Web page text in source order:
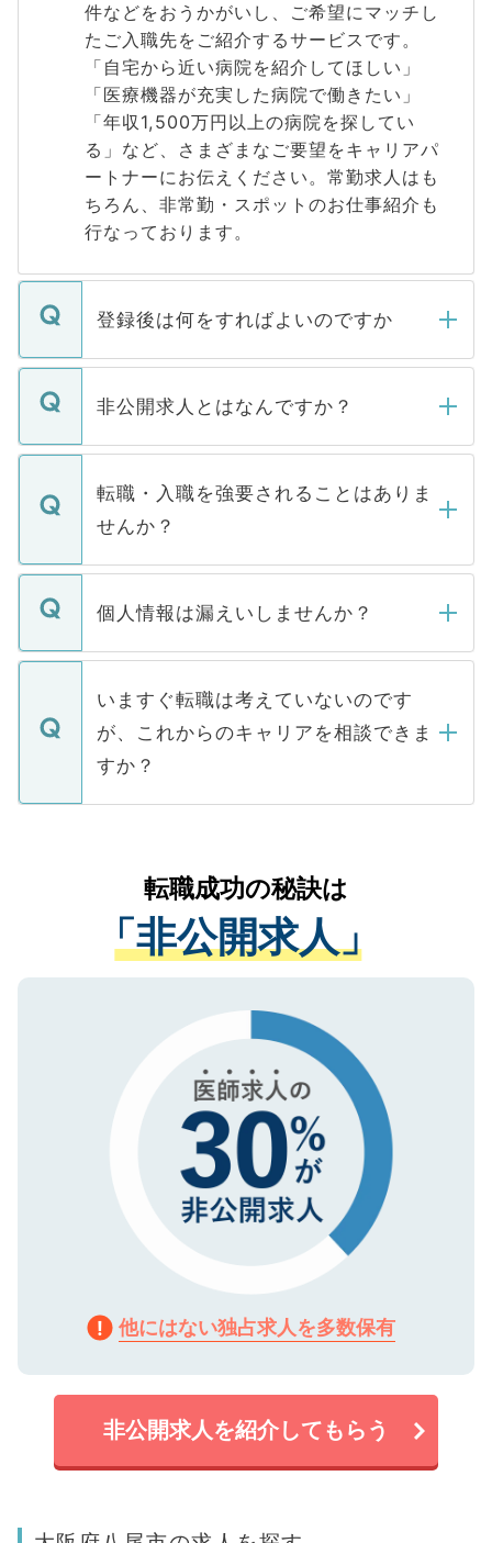
件などをおうかがいし、ご希望にマッチし
たご入職先をご紹介するサービスです。
「自宅から近い病院を紹介してほしい」
「医療機器が充実した病院で働きたい」
「年収1,500万円以上の病院を探してい
る」など、さまざまなご要望をキャリアパ
ートナーにお伝えください。常勤求人はも
ちろん、非常勤・スポットのお仕事紹介も
行なっております。
登録後は何をすればよいのですか
ご登録いただきましたら、弊社担当者がご
登録内容を確認し、その後メールもしくは
ます。通常、5営業日以内にはご連絡をせて
いただきますので、しばらくお待ちくださ
非公開求人とはなんですか？
マイナビDOCTORで取り扱っている求人の
うち約3割は、Webサイトからご覧いただ
けない「非公開求人」です。非公開求人は
下記の理由によって、一般には公開してい
ません。
■応募殺到を避けるため 人気のある医療機
関を公にしてしまうと、応募が殺到する場
に、医療機関が求める条件に合った人材の
みを人材紹介会社に依頼するケースが増え
ています。
転職・入職を強要されることはありま
せんか？
転職・入職を強要することは一切ありませ
ん。また、仮に応募先から内定をいただい
定を承諾する必要はありません。内定先へ
の辞退の連絡はキャリアパートナーが行い
個人情報は漏えいしませんか？
個人情報が漏えいすることはありませんの
で、ご安心ください。当サイトからの登録
などで収集したご登録者様の個人情報は、
ご本人のキャリアアップおよび転職活動の
支援を目的に使用いたします。お預かりし
ているすべての個人データはご本人の許可
は、個人情報の取り扱いについての厳密な
管理基準を満たした事業者のみに付与され
る、プライバシーマークを取得済みです。
で、機密保持に関してもご安心ください。
いますぐ転職は考えていないのです
が、これからのキャリアを相談できま
すか？
かがいして、現在の医療機関の状況や紹介
経験をまじえながら、適切なアドバイスを
させていただきます。すぐにご転職をされ
ない方には、長期的なサポートが可能です
ので、まずはご登録ください。
転職成功の秘訣は
「非公開求人」
他にはない独占求人を多数保有
非公開求人を紹介してもらう